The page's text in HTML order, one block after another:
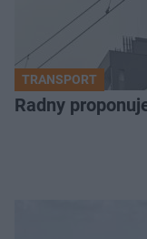
TRANSPORT
Radny